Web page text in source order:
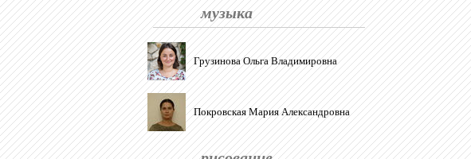
музыка
Грузинова Ольга Владимировна
Покровская Мария Александровна